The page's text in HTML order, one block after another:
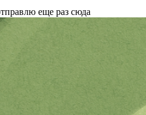
еще раз сюда